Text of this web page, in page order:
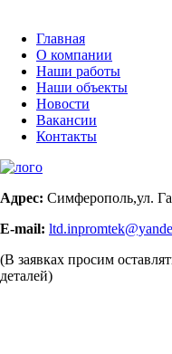
Главная
О компании
Наши работы
Наши объекты
Новости
Вакансии
Контакты
Адрес: Симферополь,ул.
E-mail:
(В заявках просим
деталей)